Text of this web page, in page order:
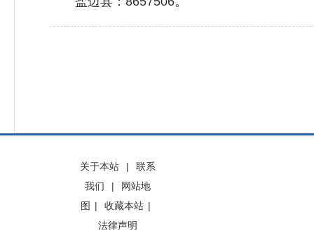
关于本站 |
联系
我们
|
网站地
图 | 收藏本站 |
法律声明